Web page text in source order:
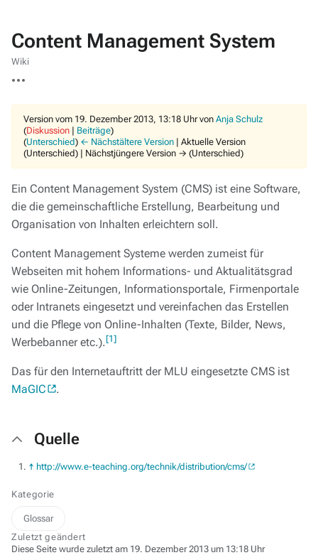
Content Management System
Wiki
Aktionen
Version vom 19. Dezember 2013, 13:18 Uhr von Anja Schulz
(Diskussion | Beiträge)
(Unterschied) ← Nächstältere Version | Aktuelle Version
(Unterschied) | Nächstjüngere Version → (Unterschied)
Ein Content Management System (CMS) ist eine Software,
die die gemeinschaftliche Erstellung, Bearbeitung und
Organisation von Inhalten erleichtern soll.
Content Management Systeme werden zumeist für
Webseiten mit hohem Informations- und Aktualitätsgrad
wie Online-Zeitungen, Informationsportale, Firmenportale
oder Intranets eingesetzt und vereinfachen das Erstellen
und die Pflege von Online-Inhalten (Texte, Bilder, News,
Werbebanner etc.).[1]
Das für den Internetauftritt der MLU eingesetzte CMS ist
MaGIC
.
Quelle
↑ http://www.e-teaching.org/technik/distribution/cms/
Kategorie
Glossar
Zuletzt geändert
Diese Seite wurde zuletzt am 19. Dezember 2013 um 13:18 Uhr